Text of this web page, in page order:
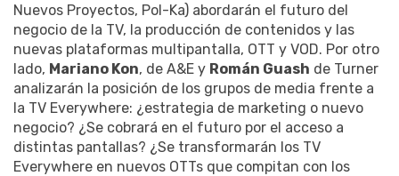
Nuevos Proyectos, Pol-Ka) abordarán el futuro del
negocio de la TV, la producción de contenidos y las
nuevas plataformas multipantalla, OTT y VOD. Por otro
lado, Mariano Kon, de A&E y Román Guash de Turner
analizarán la posición de los grupos de media frente a
la TV Everywhere: ¿estrategia de marketing o nuevo
negocio? ¿Se cobrará en el futuro por el acceso a
distintas pantallas? ¿Se transformarán los TV
Everywhere en nuevos OTTs que compitan con los